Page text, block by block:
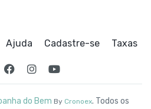
Ajuda Cadastre-se Taxas
do Bem By Cronoex. Todos os